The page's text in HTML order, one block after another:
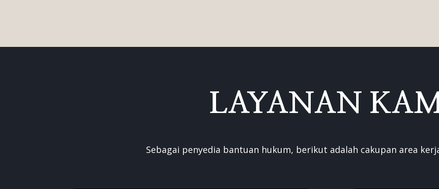
LAYANAN
Sebagai penyedia bantuan hukum, berikut adalah cakupan area